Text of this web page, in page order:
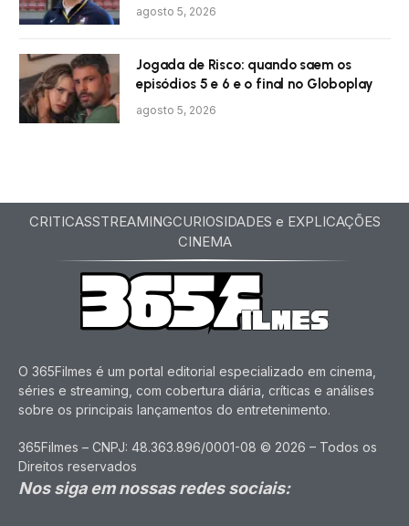
agosto 5, 2026
Jogada de Risco: quando saem os
episódios 5 e 6 e o final no Globoplay
agosto 5, 2026
CRITICASSTREAMINGCURIOSIDADES e EXPLICAÇÕES
CINEMA
O 365Filmes é um portal editorial especializado em cinema,
séries e streaming, com cobertura diária, críticas e análises
sobre os principais lançamentos do entretenimento.
365Filmes – CNPJ: 48.363.896/0001-08 © 2026 – Todos os
Direitos reservados
Nos siga em nossas redes sociais: